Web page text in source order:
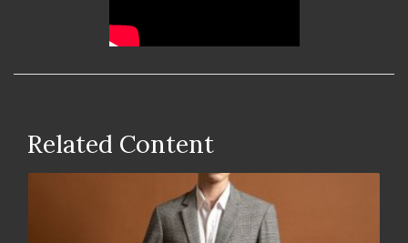
Related Content